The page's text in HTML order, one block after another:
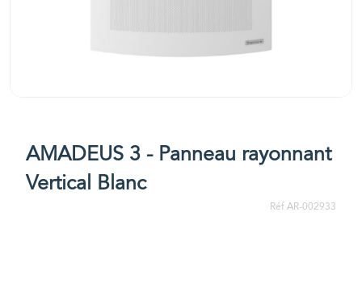
AMADEUS 3 - Panneau rayonnant
Vertical Blanc
Réf AR-002933